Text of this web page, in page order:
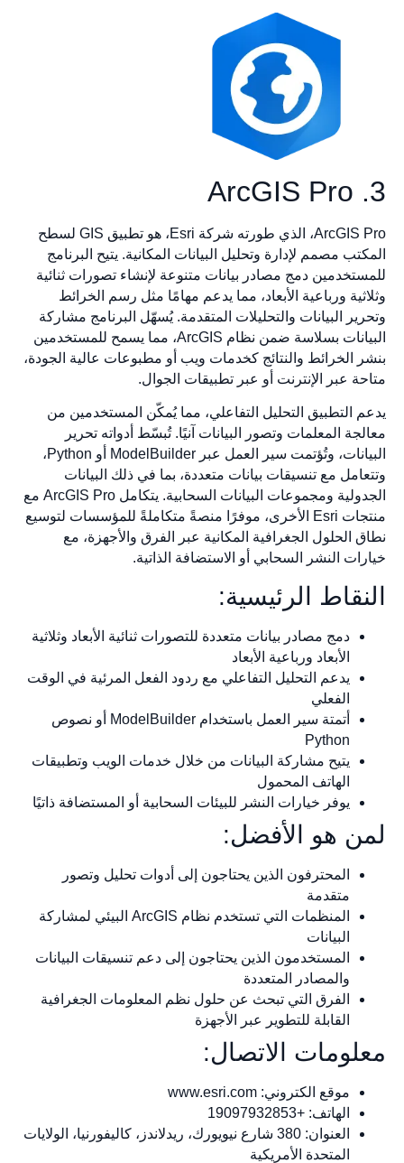
3. ArcGIS Pro
ArcGIS Pro، الذي طورته شركة Esri، هو تطبيق GIS لسطح
المكتب مصمم لإدارة وتحليل البيانات المكانية. يتيح البرنامج
للمستخدمين دمج مصادر بيانات متنوعة لإنشاء تصورات ثنائية
وثلاثية ورباعية الأبعاد، مما يدعم مهامًا مثل رسم الخرائط
وتحرير البيانات والتحليلات المتقدمة. يُسهّل البرنامج مشاركة
البيانات بسلاسة ضمن نظام ArcGIS، مما يسمح للمستخدمين
بنشر الخرائط والنتائج كخدمات ويب أو مطبوعات عالية الجودة،
متاحة عبر الإنترنت أو عبر تطبيقات الجوال.
يدعم التطبيق التحليل التفاعلي، مما يُمكّن المستخدمين من
معالجة المعلمات وتصور البيانات آنيًا. تُبسّط أدواته تحرير
البيانات، وتُؤتمت سير العمل عبر ModelBuilder أو Python،
وتتعامل مع تنسيقات بيانات متعددة، بما في ذلك البيانات
الجدولية ومجموعات البيانات السحابية. يتكامل ArcGIS Pro مع
منتجات Esri الأخرى، موفرًا منصةً متكاملةً للمؤسسات لتوسيع
نطاق الحلول الجغرافية المكانية عبر الفرق والأجهزة، مع
خيارات النشر السحابي أو الاستضافة الذاتية.
النقاط الرئيسية:
دمج مصادر بيانات متعددة للتصورات ثنائية الأبعاد وثلاثية
الأبعاد ورباعية الأبعاد
يدعم التحليل التفاعلي مع ردود الفعل المرئية في الوقت
الفعلي
أتمتة سير العمل باستخدام ModelBuilder أو نصوص
Python
يتيح مشاركة البيانات من خلال خدمات الويب وتطبيقات
الهاتف المحمول
يوفر خيارات النشر للبيئات السحابية أو المستضافة ذاتيًا
لمن هو الأفضل:
المحترفون الذين يحتاجون إلى أدوات تحليل وتصور
متقدمة
المنظمات التي تستخدم نظام ArcGIS البيئي لمشاركة
البيانات
المستخدمون الذين يحتاجون إلى دعم تنسيقات البيانات
والمصادر المتعددة
الفرق التي تبحث عن حلول نظم المعلومات الجغرافية
القابلة للتطوير عبر الأجهزة
معلومات الاتصال:
موقع الكتروني: www.esri.com
الهاتف: +19097932853
العنوان: 380 شارع نيويورك، ريدلاندز، كاليفورنيا، الولايات
المتحدة الأمريكية